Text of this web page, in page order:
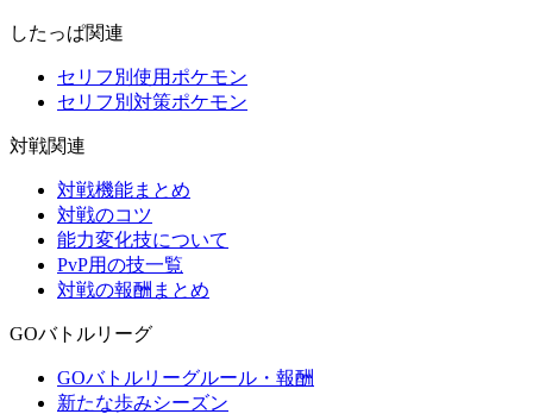
したっぱ関連
セリフ別使用ポケモン
セリフ別対策ポケモン
対戦関連
対戦機能まとめ
対戦のコツ
能力変化技について
PvP用の技一覧
対戦の報酬まとめ
GOバトルリーグ
GOバトルリーグルール・報酬
新たな歩みシーズン